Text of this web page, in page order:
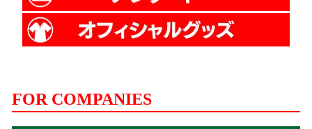
FOR COMPANIES